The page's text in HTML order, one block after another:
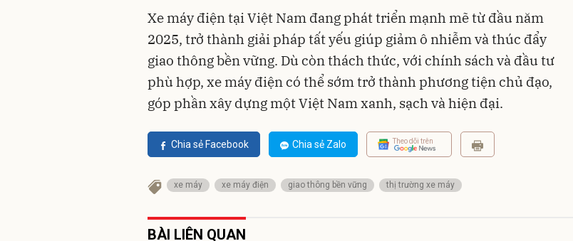
Xe máy điện tại Việt Nam đang phát triển mạnh mẽ từ đầu năm
2025, trở thành giải pháp tất yếu giúp giảm ô nhiễm và thúc đẩy
giao thông bền vững. Dù còn thách thức, với chính sách và đầu tư
phù hợp, xe máy điện có thể sớm trở thành phương tiện chủ đạo,
góp phần xây dựng một Việt Nam xanh, sạch và hiện đại.
Chia sẻ Facebook Chia sẻ Zalo Theo dõi trên
xe máy xe máy điện giao thông bền vững thị trường xe máy
BÀI LIÊN QUAN